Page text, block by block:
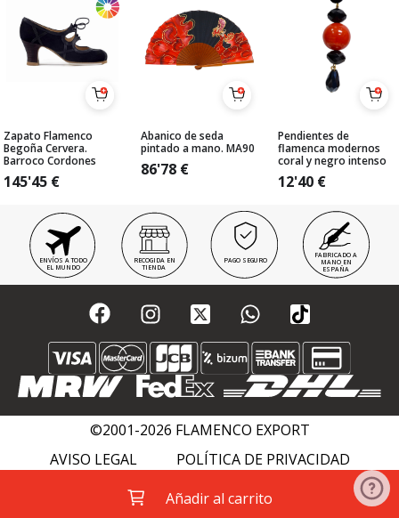
Añadir al carrito
Zapato Flamenco
Begoña Cervera.
Barroco Cordones
145'45 €
Abanico de seda
pintado a mano. MA90
86'78 €
Pendientes de
flamenca modernos
coral y negro intenso
12'40 €
ENVÍOS A TODO
EL MUNDO
RECOGIDA EN
TIENDA
PAGO SEGURO
FABRICADO A
MANO EN
ESPAÑA
©2001-2026 FLAMENCO EXPORT
AVISO LEGAL
POLÍTICA DE PRIVACIDAD
POLÍTICA DE COOKIES
FLAMENCO WIKI